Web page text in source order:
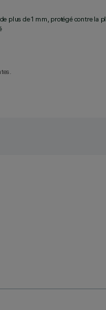
plus de 1 mm, protégé contre la